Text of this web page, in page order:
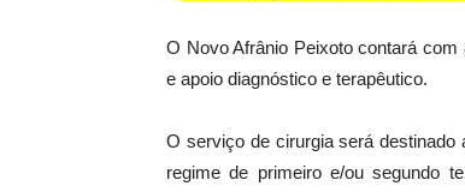
O Novo Afrânio Peixoto contará
e apoio diagnóstico e terapêutico.
O serviço de cirurgia será
regime de primeiro e/ou segundo